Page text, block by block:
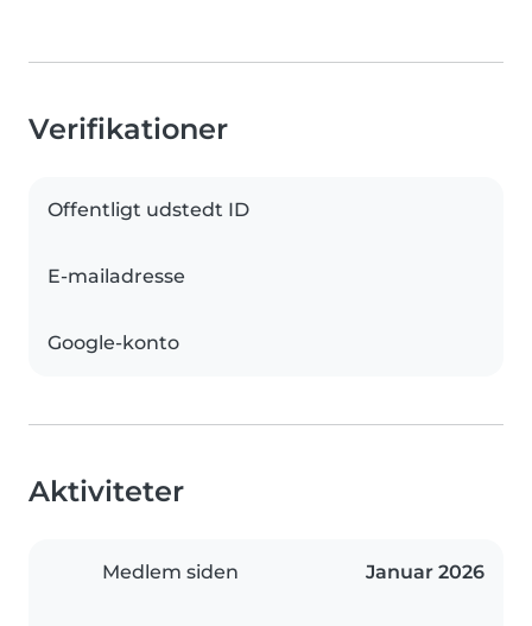
Verifikationer
Offentligt udstedt ID
E-mailadresse
Google-konto
Aktiviteter
Medlem siden Januar 2026